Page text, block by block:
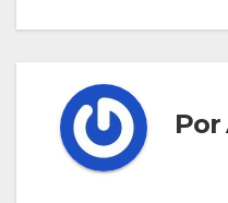
Por